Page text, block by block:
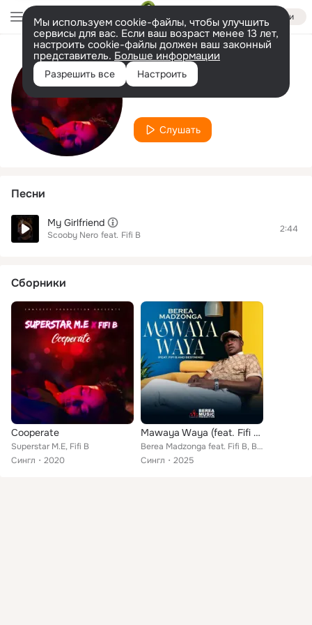
Войти
Мы используем cookie-файлы, чтобы улучшить
сервисы для вас. Если ваш возраст менее 13 лет,
настроить cookie-файлы должен ваш законный
представитель. Больше информации
Разрешить все Настроить
Исполнитель
Fifi B
Слушать
Песни
My Girlfriend
Scooby Nero feat. Fifi B
2:44
Сборники
Cooperate
Superstar M.E, Fifi B
Сингл
2020
Mawaya Waya (feat. Fifi B & Best Mind)
Berea Madzonga feat. Fifi B, Best Mind
Сингл
2025